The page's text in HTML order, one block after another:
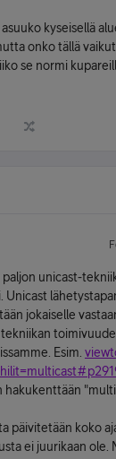
kyseisellä
onko tällä
se normi
unicast-
Unicast
jokaiselle
Esim.
hakukenttään
päivitetään koko
ei juurikaan ole.